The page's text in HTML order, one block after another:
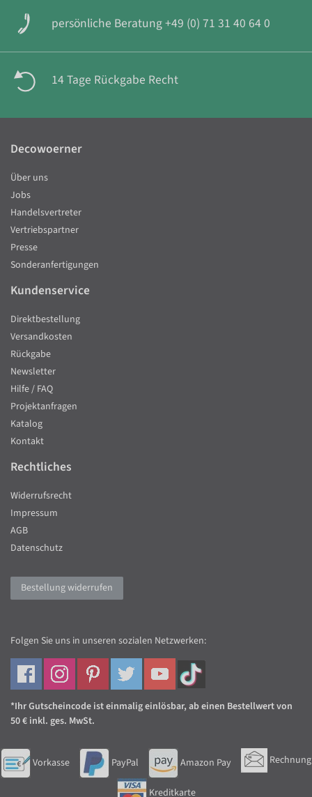
persönliche Beratung +49 (0) 71 31 40 64 0
14 Tage Rückgabe Recht
Decowoerner
Über uns
Jobs
Handelsvertreter
Vertriebspartner
Presse
Sonderanfertigungen
Kundenservice
Direktbestellung
Versandkosten
Rückgabe
Newsletter
Hilfe / FAQ
Projektanfragen
Katalog
Kontakt
Rechtliches
Widerrufsrecht
Impressum
AGB
Datenschutz
Bestellung widerrufen
Folgen Sie uns in unseren sozialen Netzwerken:
*Ihr Gutscheincode ist einmalig einlösbar, ab einen Bestellwert von
50 € inkl. ges. MwSt.
Vorkasse PayPal Amazon Pay Rechnung
Kreditkarte